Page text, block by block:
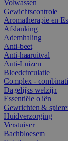
Volwassen
Gewichtscontrole
Aromatherapie en
Afslanking
Ademhaling
Anti-beet
Anti-haaruitval
Anti-Luizen
Bloedcirculatie
Complex -
Dagelijks welzijn
Essentiële oliën
Gewrichten &
Huidverzorging
Verstuiver
Bachbloesem